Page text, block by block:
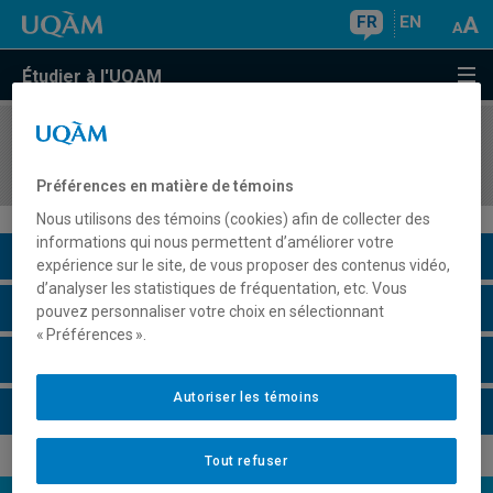
FR EN
Étudier à l'UQAM
COURS//
Description du cours
Horaire - Été 2026
Préférences en matière de témoins
Nous utilisons des témoins (cookies) afin de collecter des
informations qui nous permettent d’améliorer votre
expérience sur le site, de vous proposer des contenus vidéo,
d’analyser les statistiques de fréquentation, etc. Vous
pouvez personnaliser votre choix en sélectionnant
« Préférences ».
Tout refuser
Autoriser les témoins